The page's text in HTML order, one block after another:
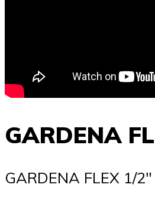
GARDENA
GARDENA FLEX 1/2″